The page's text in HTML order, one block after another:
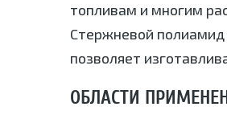
топливам и многим
Стержневой полиамид
позволяет
ОБЛАСТИ